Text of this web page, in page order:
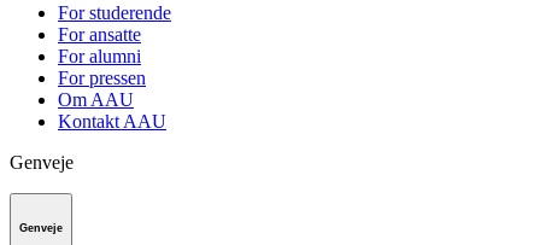
For studerende
For ansatte
For alumni
For pressen
Om AAU
Kontakt AAU
Genveje
Genveje